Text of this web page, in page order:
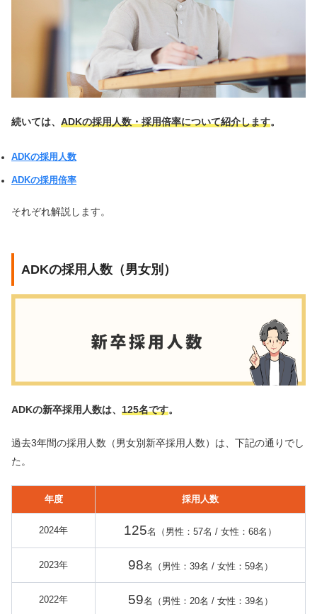
続いては、 ADKの採用人数・採用倍率について紹介します。
ADKの採用人数
ADKの採用倍率
それぞれ解説します。
ADKの採用人数（男女別）
ADKの新卒採用人数は、 125名です。
過去3年間の採用人数（男女別新卒採用人数）は、下記の通りでし
た。
年度 採用人数
2024年 125名（男性：57名 / 女性：68名）
2023年 98名（男性：39名 / 女性：59名）
2022年 59名（男性：20名 / 女性：39名）